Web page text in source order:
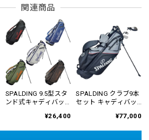
関連商品
SPALDING 9.5型スタ
ンド式キャディバッ
¥26,400
SPALDING クラブ9本
セット キャディバッ
¥77,000